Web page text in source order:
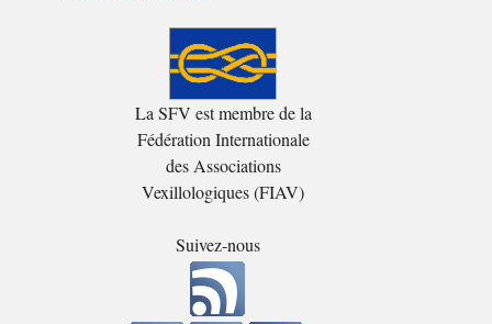
La SFV est membre de la
Fédération Internationale
des Associations
Vexillologiques (FIAV)
Suivez-nous